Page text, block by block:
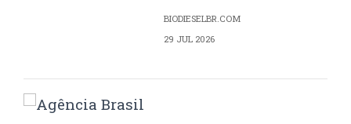
BIODIESELBR.COM
29 JUL 2026